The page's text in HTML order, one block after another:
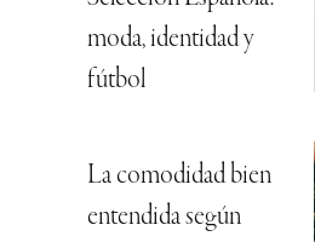
moda, identidad y
fútbol
La comodidad bien
entendida según